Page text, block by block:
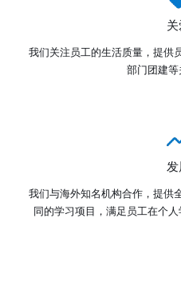
我们关注员工的生活质量，提供
部门团建等
发
我们与海外知名机构合作，提供
同的学习项目，满足员工在个